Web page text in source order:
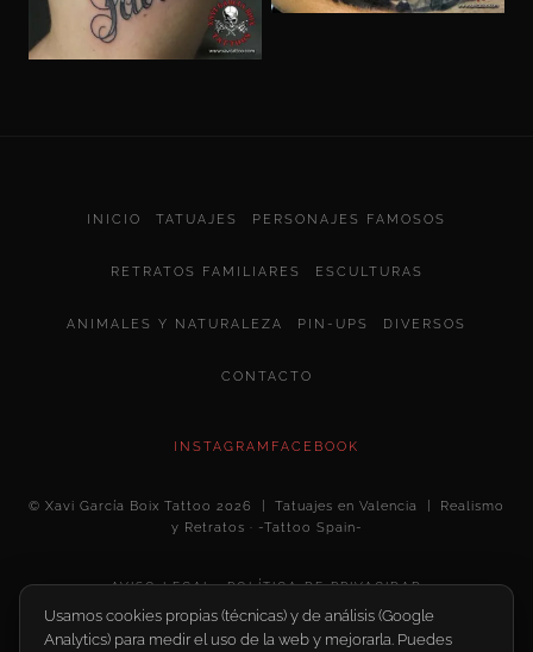
INICIO TATUAJES PERSONAJES FAMOSOS
RETRATOS FAMILIARES ESCULTURAS
ANIMALES Y NATURALEZA PIN-UPS DIVERSOS
CONTACTO
INSTAGRAM FACEBOOK
© Xavi García Boix Tattoo 2026 | Tatuajes en Valencia | Realismo
y Retratos · -Tattoo Spain-
AVISO LEGAL POLÍTICA DE PRIVACIDAD
POLÍTICA DE COOKIES Configurar cookies
Usamos cookies propias (técnicas) y de análisis (Google
Analytics) para medir el uso de la web y mejorarla. Puedes